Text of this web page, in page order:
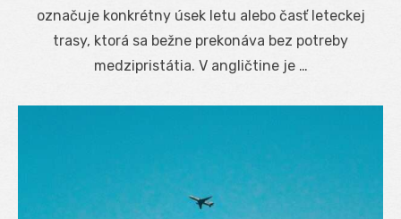
označuje konkrétny úsek letu alebo časť leteckej
trasy, ktorá sa bežne prekonáva bez potreby
medzipristátia. V angličtine je …